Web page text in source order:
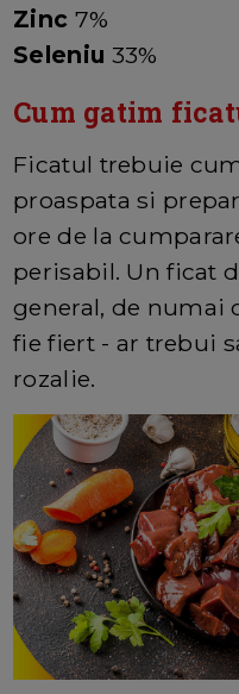
Zinc 7%
Seleniu 33%
Cum gatim
Ficatul trebuie
proaspata si
ore de la
perisabil. Un ficat
general, de numai
fie fiert - ar trebui
rozalie.